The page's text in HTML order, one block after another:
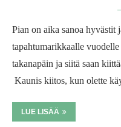
Pian on aika sanoa hyvästit
tapahtumarikkaalle
takanapäin ja siitä saan
Kaunis kiitos, kun olette
LUE LISÄÄ